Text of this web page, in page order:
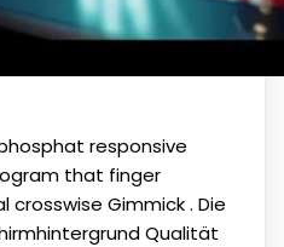
responsive
that finger
Gimmick . Die
Qualität